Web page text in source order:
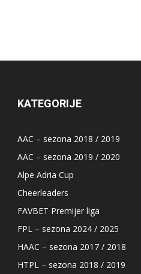
KATEGORIJE
AAC – sezona 2018 / 2019
AAC – sezona 2019 / 2020
Alpe Adria Cup
Cheerleaders
FAVBET Premijer liga
FPL – sezona 2024 / 2025
HAAC – sezona 2017 / 2018
HTPL – sezona 2018 / 2019